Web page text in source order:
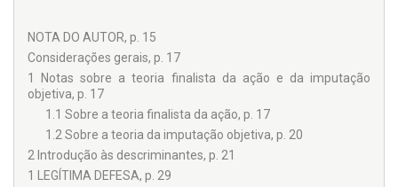
NOTA DO AUTOR, p. 15
Considerações gerais, p. 17
1 Notas sobre a teoria finalista da ação e da imputação
objetiva, p. 17
1.1 Sobre a teoria finalista da ação, p. 17
1.2 Sobre a teoria da imputação objetiva, p. 20
2 Introdução às descriminantes, p. 21
1 LEGÍTIMA DEFESA, p. 29